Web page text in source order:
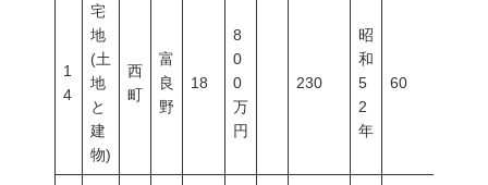
1
4
宅
地
(土
地
と
建
物)
西
町
富
良
野
18
8
0
0
万
円
230
昭
和
5
2
年
60